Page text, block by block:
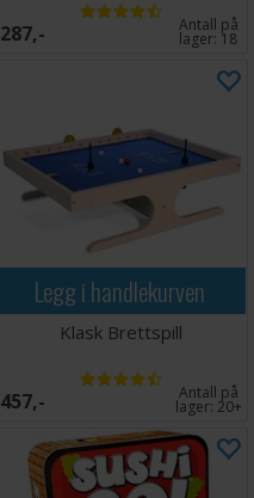
287,- Antall på
lager: 18
Legg i handlekurven
Klask Brettspill
457,- Antall på
lager: 20+